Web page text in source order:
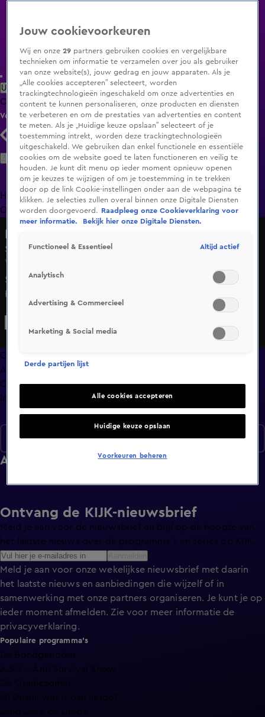
Uitzending Gemist Populaire programma's Zenders Genres
ClipsFilmsRadioSmart TV inlogShop
Volg KIJK
Zoeken
HomeUitzending Gemist Programma's De Bondgenoten
OranjezomerLivestreamsShop
Seizoen 1, aflevering 28
Wo 8 juli, 16:59
Sam van Royen, Nicky van der Gijp, Marco van Ginkel en
Ronald Molendijk bespreken het laatste nieuws rondom
het WK voetbal: het verhitte duel tussen Argentinië en
Overzicht
Afleveringen
Clips
Info
Afleveringen
Seizoen 1
Ontvang de KIJK-nieuwsbrief
Meld je aan voor de nieuwsbrief en blijf op de hoogte van
het laatste nieuws over de programma’s en series op KIJK.
Meld je aan voor onze wekelijkse nieuwsbrief met daarin
het laatste nieuws en aanbiedingen die wijzelf of in
samenwerking met onze partners organiseren. Je kunt je op
ieder moment afmelden. Zie voor meer informatie de
privacyverklaring.
Populaire programma's
De Bondgenoten
A.S.S. - Anti Survival Show
De Oranjezomer
Mi Dushi: wat is dan liefde?
Lang Leve de Liefde
Jouw cookievoorkeuren
Wij en onze29 partners gebruiken cookies en vergelijkbare
technieken om informatie te verzamelen over jou als gebruiker
van onze website(s), jouw gedrag en jouw apparaten. Als je
„Alle cookies accepteren” selecteert, worden
trackingtechnologieën ingeschakeld om onze advertenties en
content te kunnen personaliseren, onze producten en diensten
te verbeteren en om de prestaties van advertenties en content
te meten. Als je „Huidige keuze opslaan” selecteert of je
toestemming intrekt, worden deze trackingtechnologieën
uitgeschakeld. We gebruiken dan enkel functionele en essentiële
cookies om de website goed te laten functioneren en veilig te
houden. Je kunt dit menu op ieder moment opnieuw openen
om je keuzes te wijzigen of om je toestemming in te trekken
door op de link Cookie-instellingen onder aan de webpagina te
klikken. Je selecties zullen overal binnen onze Digitale Diensten
worden doorgevoerd.
Raadpleeg onze Cookieverklaring voor
meer informatie.
Bekijk hier onze Digitale Diensten.
Functioneel & Essentieel Altijd actief
Analytisch
Advertising & Commercieel
Marketing & Social media
Derde partijen lijst
Alle cookies accepteren
Huidige keuze opslaan
Voorkeuren beheren